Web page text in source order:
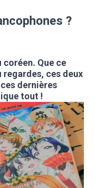
?
coréen. Que ce
regardes, ces deux
dernières
tout !